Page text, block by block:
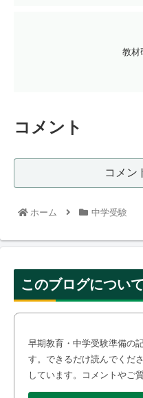
教材
コメント
コメン
ホーム 中学受験
このブログについて
早期教育・中学受験準備の
す。できるだけ読んでくだ
しています。コメントやご